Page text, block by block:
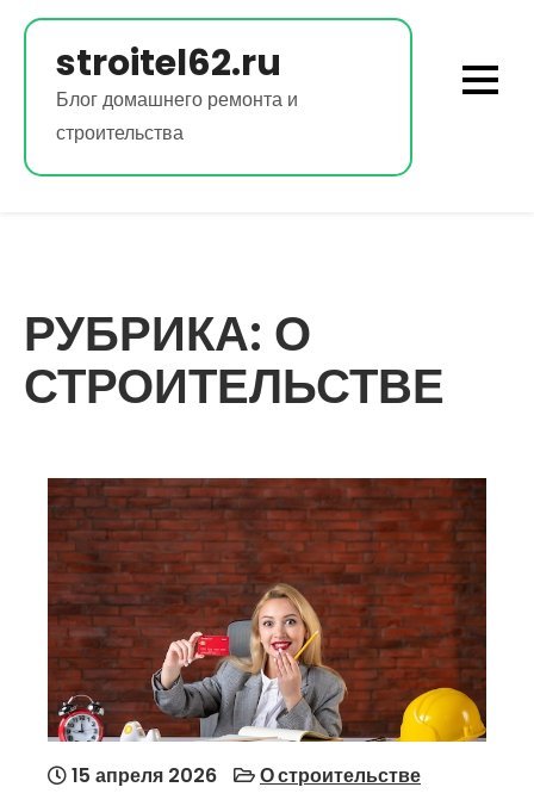
Перейти
содержимому
stroitel62.ru
Блог домашнего ремонта и
строительства
РУБРИКА: О
СТРОИТЕЛЬСТВЕ
15 апреля 2026 О строительстве